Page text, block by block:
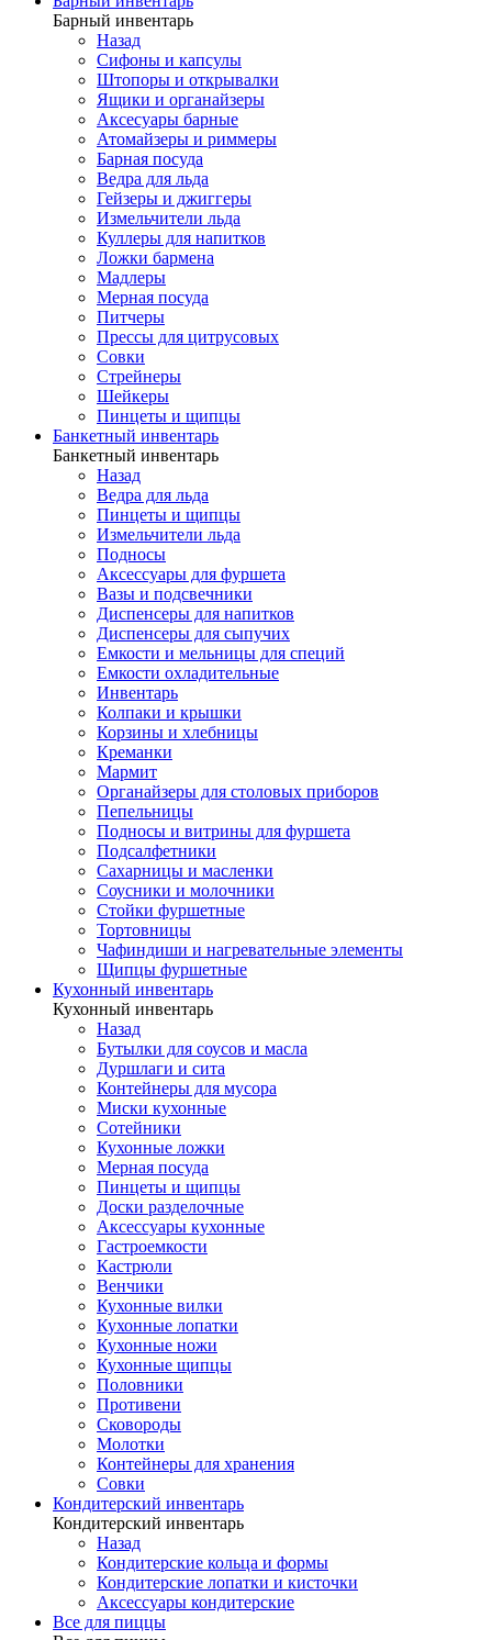
Барный инвентарь
Назад
Сифоны и капсулы
Штопоры и открывалки
Ящики и органайзеры
Аксесуары барные
Атомайзеры и риммеры
Барная посуда
Ведра для льда
Гейзеры и джиггеры
Измельчители льда
Куллеры для напитков
Ложки бармена
Мадлеры
Мерная посуда
Питчеры
Прессы для цитрусовых
Совки
Стрейнеры
Шейкеры
Пинцеты и щипцы
Банкетный инвентарь
Банкетный инвентарь
Назад
Ведра для льда
Пинцеты и щипцы
Измельчители льда
Подносы
Аксессуары для фуршета
Вазы и подсвечники
Диспенсеры для напитков
Диспенсеры для сыпучих
Емкости и мельницы для специй
Емкости охладительные
Инвентарь
Колпаки и крышки
Корзины и хлебницы
Креманки
Мармит
Органайзеры для столовых приборов
Пепельницы
Подносы и витрины для фуршета
Подсалфетники
Сахарницы и масленки
Соусники и молочники
Стойки фуршетные
Тортовницы
Чафиндиши и нагревательные элементы
Щипцы фуршетные
Кухонный инвентарь
Кухонный инвентарь
Назад
Бутылки для соусов и масла
Дуршлаги и сита
Контейнеры для мусора
Миски кухонные
Сотейники
Кухонные ложки
Мерная посуда
Пинцеты и щипцы
Доски разделочные
Аксессуары кухонные
Гастроемкости
Кастрюли
Венчики
Кухонные вилки
Кухонные лопатки
Кухонные ножи
Кухонные щипцы
Половники
Противени
Сковороды
Молотки
Контейнеры для хранения
Совки
Кондитерский инвентарь
Кондитерский инвентарь
Назад
Кондитерские кольца и формы
Кондитерские лопатки и кисточки
Аксессуары кондитерские
Все для пиццы